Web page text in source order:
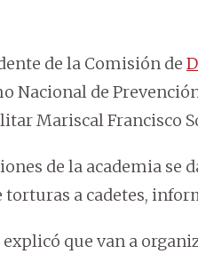
de la Comisión de
Nacional de
Mariscal Francisco
de la academia se
torturas a cadetes,
que van a